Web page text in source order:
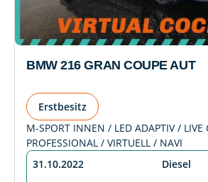
BMW 216 GRAN COUPE AUT
Erstbesitz
M-SPORT INNEN / LED ADAPTIV / LIVE
PROFESSIONAL / VIRTUELL / NAVI
31.10.2022
Diesel